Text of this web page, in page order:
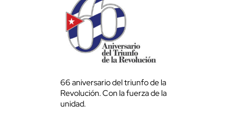
66 aniversario del triunfo de la
Revolución. Con la fuerza de la
unidad.